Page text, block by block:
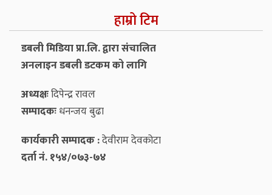
हाम्रो टिम
डबली मिडिया प्रा.लि. द्वारा संचालित
अनलाइन डबली डटकम को लागि
अध्यक्षःदिपेन्द्र रावल
सम्पादकःधनन्‍जय बुढा
कार्यकारी सम्पादक :देवीराम देवकोटा
दर्ता नं. १५४/०७३-७४